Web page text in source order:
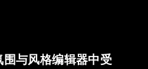
与风格编辑器中受